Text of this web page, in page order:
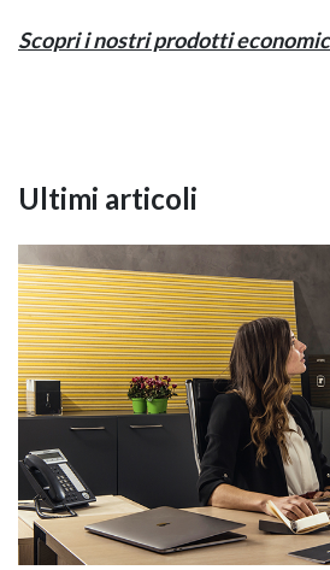
Scopri i nostri prodotti
Ultimi articoli